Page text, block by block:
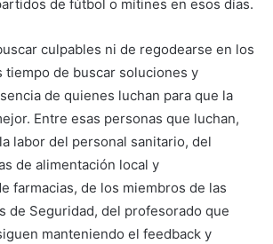
de fútbol o mítines en esos días.
culpables ni de regodearse en los
tiempo de buscar soluciones y
de quienes luchan para que la
Entre esas personas que luchan,
labor del personal sanitario, del
de alimentación local y
farmacias, de los miembros de las
de Seguridad, del profesorado que
manteniendo el feedback y